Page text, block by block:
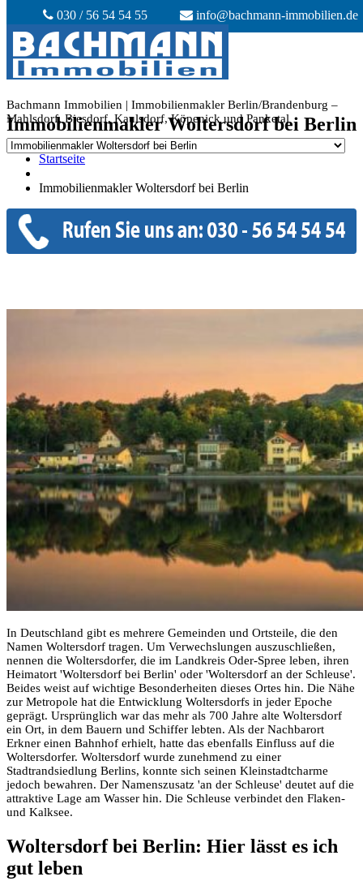
030 / 56 54 54 55 info@bachmann-immobilien.de
Bachmann Immobilien | Immobilienmakler Berlin/Brandenburg –
Mahlsdorf, Biesdorf, Kaulsdorf, Köpenick und Panketal
Immobilienmakler Woltersdorf bei Berlin
Startseite
Immobilienmakler Woltersdorf bei Berlin
In Deutschland gibt es mehrere Gemeinden und Ortsteile, die den
Namen Woltersdorf tragen. Um Verwechslungen auszuschließen,
nennen die Woltersdorfer, die im Landkreis Oder-Spree leben, ihren
Heimatort 'Woltersdorf bei Berlin' oder 'Woltersdorf an der Schleuse'.
Beides weist auf wichtige Besonderheiten dieses Ortes hin. Die Nähe
zur Metropole hat die Entwicklung Woltersdorfs in jeder Epoche
geprägt. Ursprünglich war das mehr als 700 Jahre alte Woltersdorf
ein Ort, in dem Bauern und Schiffer lebten. Als der Nachbarort
Erkner einen Bahnhof erhielt, hatte das ebenfalls Einfluss auf die
Woltersdorfer. Woltersdorf wurde zunehmend zu einer
Stadtrandsiedlung Berlins, konnte sich seinen Kleinstadtcharme
jedoch bewahren. Der Namenszusatz 'an der Schleuse' deutet auf die
attraktive Lage am Wasser hin. Die Schleuse verbindet den Flaken-
und Kalksee.
Woltersdorf bei Berlin: Hier lässt es ich
gut leben